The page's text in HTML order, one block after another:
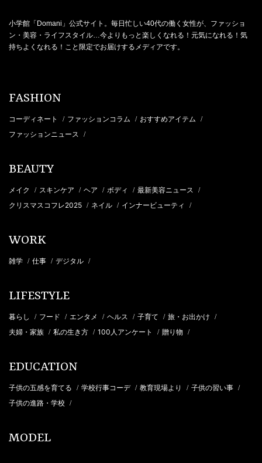
小学館「Domani」公式サイト。毎日忙しい40代の働く女性が、ファッショ
ン・美容・ライフスタイル…今よりもっと楽しくなれる！元気になれる！気
持ちよくなれる！こと限定でお届けするメディアです。
FASHION
コーディネート / ファッションコラム / おすすめアイテム /
ファッションニュース /
BEAUTY
メイク / スキンケア / ヘア / ボディ / 最新美容ニュース /
クリスマスコフレ2025 / ネイル / インナービューティ /
WORK
雑学 / 仕事 / デジタル /
LIFESTYLE
暮らし / フード / エンタメ / ヘルス / 子育て / 旅・お出かけ /
夫婦・家族 / 私の生き方 / 100人アンケート / 贈り物 /
EDUCATION
子供の五感を育てる / 学校行事コーデ / 教育現場より / 子供の習い事 /
子供の進路・学校 /
MODEL